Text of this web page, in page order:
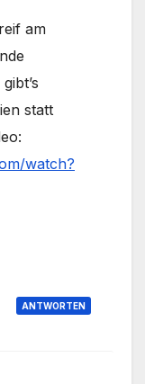
am
statt
watch?
ANTWORTEN